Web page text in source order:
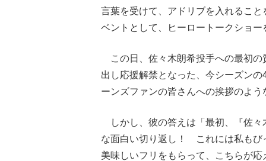
言葉を受けて、アドリブを入れるこ
ベントとして、ヒーロートークショ
この日、佐々木朗希投手への最初の
出し応援解禁となった、今シーズン
ーンズファンの皆さんへの挨拶のよう
しかし、彼の答えは「最初、『佐々
な面白い切り返し！ これには私もび
美味しいフリをもらって、こちらが